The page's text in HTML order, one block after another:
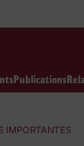
Publications
IMPORTANTES